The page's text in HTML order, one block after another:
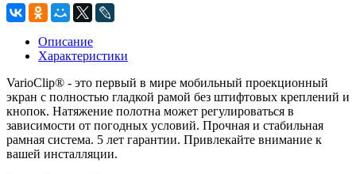
Описание
Характеристики
VarioClip® - это первый в мире мобильный проекционный
экран с полностью гладкой рамой без штифтовых креплений и
кнопок. Натяжение полотна может регулироваться в
зависимости от погодных условий. Прочная и стабильная
рамная система. 5 лет гарантии. Привлекайте внимание к
вашей инсталляции.